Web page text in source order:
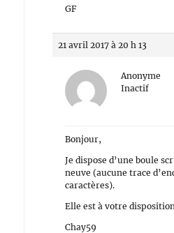
GF
21 avril 2017 à 20 h 13
Anonyme
Inactif
Bonjour,
Je dispose d’une boule
neuve (aucune trace
caractères).
Elle est à votre
Chay59